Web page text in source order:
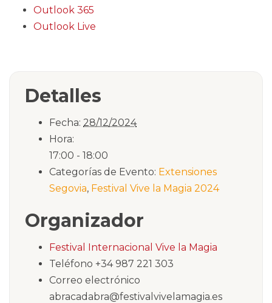
Outlook 365
Outlook Live
Detalles
Fecha: 28/12/2024
Hora:
17:00 - 18:00
Categorías de Evento: Extensiones
Segovia, Festival Vive la Magia 2024
Organizador
Festival Internacional Vive la Magia
Teléfono +34 987 221 303
Correo electrónico
abracadabra@festivalvivelamagia.es